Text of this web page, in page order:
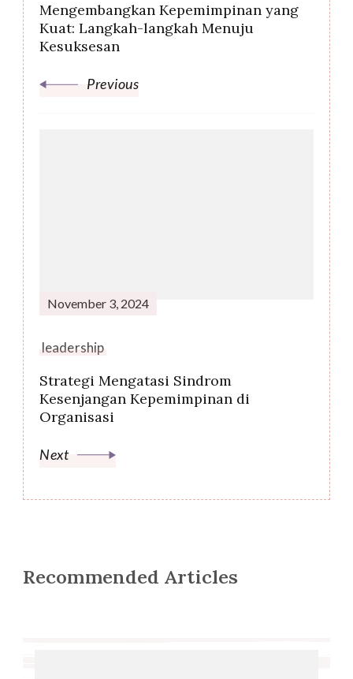
Mengembangkan Kepemimpinan yang
Kuat: Langkah-langkah Menuju
Kesuksesan
Previous
November 3, 2024
leadership
Strategi Mengatasi Sindrom
Kesenjangan Kepemimpinan di
Organisasi
Next
Recommended Articles